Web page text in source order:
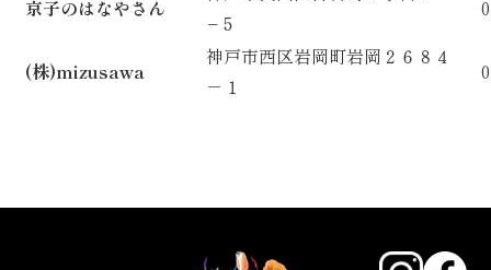
京子のはなやさん
−５
(株)mizusawa
神戸市西区岩岡町岩岡２６８４
－１